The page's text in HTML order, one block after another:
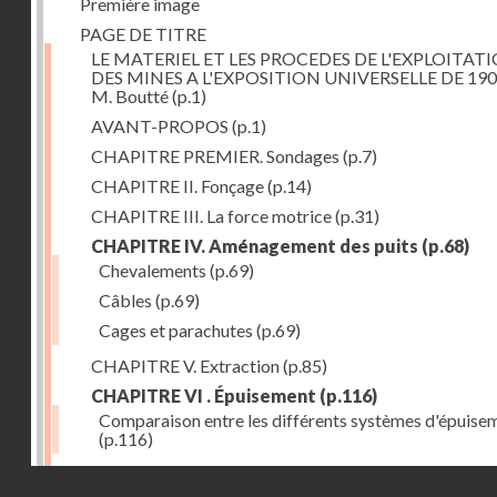
PAGE DE TITRE
LE MATERIEL ET LES PROCEDES DE
DES MINES A L'EXPOSITION UNIVERSELLE DE
M. Boutté(p.1)
AVANT-PROPOS (p.1)
CHAPITRE PREMIER. Sondages (p.7)
CHAPITRE II. Fonçage(p.14)
CHAPITRE III. La force motrice(p.31)
CHAPITRE IV. Aménagement des puits (p.68)
Chevalements (p.69)
Câbles (p.69)
Cages et parachutes (p.69)
CHAPITRE V. Extraction(p.85)
CHAPITRE VI . Épuisement (p.116)
Comparaison entre les différents systèmes
(p.116)